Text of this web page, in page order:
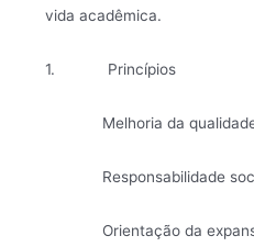
vida acadêmica.
1. Princípios
Melhoria da qualidade
Responsabilidade
Orientação da